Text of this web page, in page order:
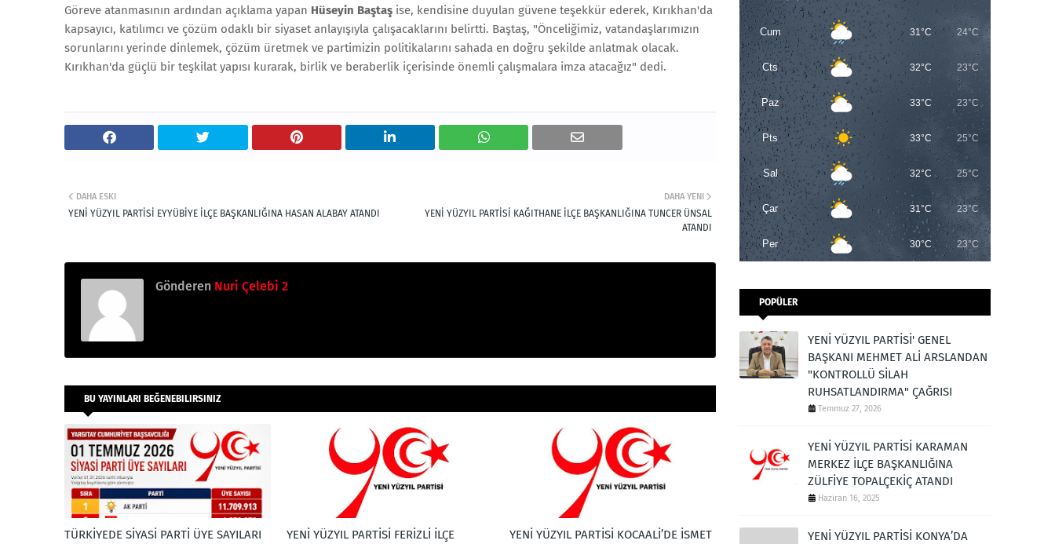
Göreve atanmasının ardından açıklama yapan Hüseyin Baştaş ise, kendisine duyulan güvene teşekkür ederek, Kırıkhan'da
kapsayıcı, katılımcı ve çözüm odaklı bir siyaset anlayışıyla çalışacaklarını belirtti. Baştaş, "Önceliğimiz, vatandaşlarımızın
sorunlarını yerinde dinlemek, çözüm üretmek ve partimizin politikalarını sahada en doğru şekilde anlatmak olacak.
Kırıkhan'da güçlü bir teşkilat yapısı kurarak, birlik ve beraberlik içerisinde önemli çalışmalara imza atacağız" dedi.
DAHA YENI
YENİ YÜZYIL PARTİSİ KAĞITHANE İLÇE BAŞKANLIĞINA TUNCER ÜNSAL
ATANDI
DAHA ESKI
YENİ YÜZYIL PARTİSİ EYYÜBİYE İLÇE BAŞKANLIĞINA HASAN ALABAY ATANDI
Gönderen Nuri Çelebi 2
BU YAYINLARI BEĞENEBILIRSINIZ
TÜRKİYEDE SİYASİ PARTİ ÜYE SAYILARI
YENİ YÜZYIL PARTİSİ FERİZLİ İLÇE
YENİ YÜZYIL PARTİSİ KOCAALİ’DE İSMET
Cum 31°C 24°C
Cts 32°C 23°C
Paz 33°C 23°C
Pts 33°C 25°C
Sal 32°C 25°C
Çar 31°C 23°C
Per 30°C 23°C
POPÜLER
YENİ YÜZYIL PARTİSİ' GENEL
BAŞKANI MEHMET ALİ ARSLANDAN
"KONTROLLÜ SİLAH
RUHSATLANDIRMA" ÇAĞRISI
Temmuz 27, 2026
YENİ YÜZYIL PARTİSİ KARAMAN
MERKEZ İLÇE BAŞKANLIĞINA
ZÜLFİYE TOPALÇEKİÇ ATANDI
Haziran 16, 2025
YENİ YÜZYIL PARTİSİ KONYA’DA